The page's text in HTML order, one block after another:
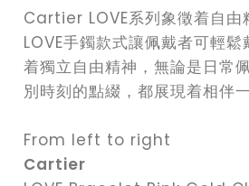
Cartier LOVE系列象徵着自由
LOVE手鐲款式讓佩戴者可輕
着獨立自由精神，無論是日常
別時刻的點綴，都展現着相伴
From left to right
Cartier